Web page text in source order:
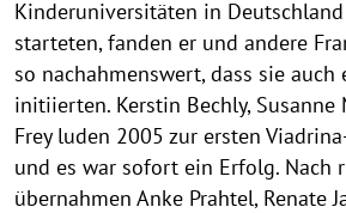
Kinderuniversitäten in
starteten, fanden er und andere
so nachahmenswert, dass sie auch
initiierten. Kerstin Bechly, Susanne
Frey luden 2005 zur ersten
und es war sofort ein Erfolg. Nach
übernahmen Anke Prahtel, Renate